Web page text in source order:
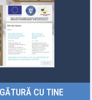
CU TINE